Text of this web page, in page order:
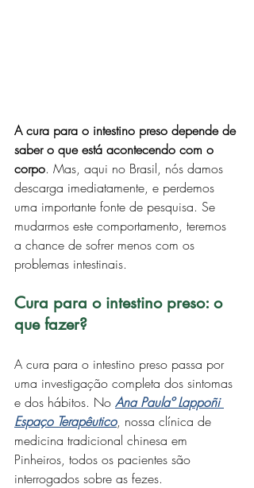
A cura para o intestino preso depende de
saber o que está acontecendo com o
corpo. Mas, aqui no Brasil, nós damos
descarga imediatamente, e perdemos
uma importante fonte de pesquisa. Se
mudarmos este comportamento, teremos
a chance de sofrer menos com os
problemas intestinais.
Cura para o intestino preso: o
que fazer?
A cura para o intestino preso passa por
uma investigação completa dos sintomas
e dos hábitos. No Ana Paulaº Lappoñi
Espaço Terapêutico, nossa clínica de
medicina tradicional chinesa em
Pinheiros, todos os pacientes são
interrogados sobre as fezes.